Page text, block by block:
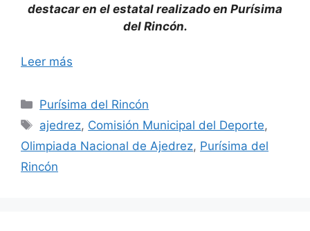
destacar en el estatal realizado en Purísima
del Rincón.
Leer más
Categorías
Purísima del Rincón
Etiquetas
ajedrez, Comisión Municipal del Deporte,
Olimpiada Nacional de Ajedrez, Purísima del
Rincón